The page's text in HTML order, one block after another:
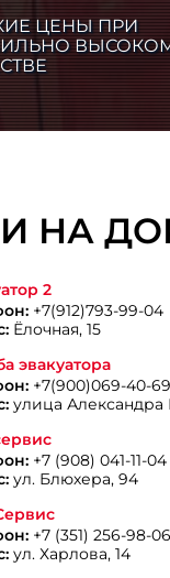
ЦЕНЫ ПРИ
2
+7(912)793-99-04
Ёлочная, 15
эвакуатора
+7(900)069-40-69
улица Александра
+7 (908) 041-11-04
ул. Блюхера, 94
+7 (351) 256-98-06
ул. Харлова, 14